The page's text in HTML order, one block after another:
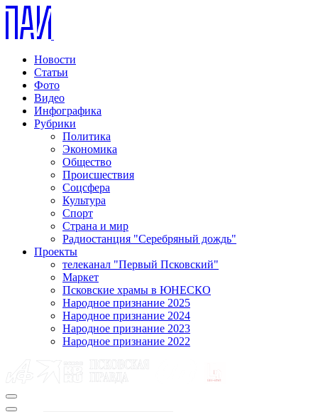
Новости
Статьи
Фото
Видео
Инфографика
Рубрики
Политика
Экономика
Общество
Происшествия
Соцсфера
Культура
Спорт
Страна и мир
Радиостанция "Серебряный дождь"
Проекты
телеканал "Первый Псковский"
Маркет
Псковские храмы в ЮНЕСКО
Народное признание 2025
Народное признание 2024
Народное признание 2023
Народное признание 2022